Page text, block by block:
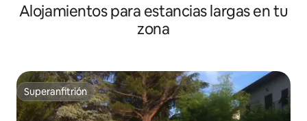
Alojamientos para estancias largas en tu
zona
Superanfitrión
Superanfitrión